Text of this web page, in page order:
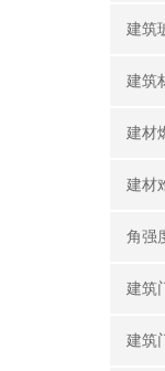
建筑
建材
建材
角强
建筑
建筑